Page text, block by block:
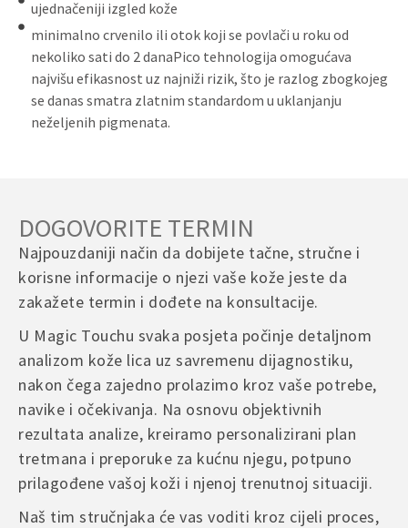
ujednačeniji izgled kože
minimalno crvenilo ili otok koji se povlači u roku od
nekoliko sati do 2 danaPico tehnologija omogućava
najvišu efikasnost uz najniži rizik, što je razlog zbogkojeg
se danas smatra zlatnim standardom u uklanjanju
neželjenih pigmenata.
DOGOVORITE TERMIN
Najpouzdaniji način da dobijete tačne, stručne i
korisne informacije o njezi vaše kože jeste da
zakažete termin i dođete na konsultacije.
U Magic Touchu svaka posjeta počinje detaljnom
analizom kože lica uz savremenu dijagnostiku,
nakon čega zajedno prolazimo kroz vaše potrebe,
navike i očekivanja. Na osnovu objektivnih
rezultata analize, kreiramo personalizirani plan
tretmana i preporuke za kućnu njegu, potpuno
prilagođene vašoj koži i njenoj trenutnoj situaciji.
Naš tim stručnjaka će vas voditi kroz cijeli proces,